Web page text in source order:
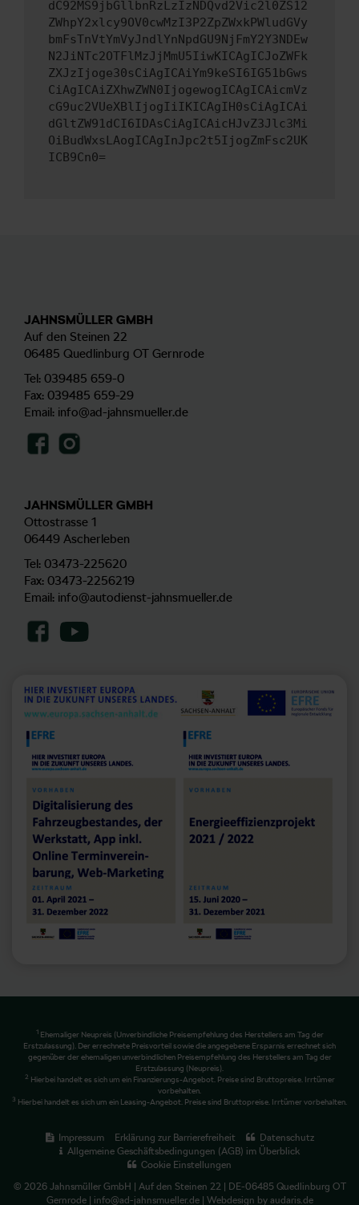
dC92MS9jbGllbnRzLzIzNDQvd2Vic2l0ZS12
ZWhpY2xlcy9OV0cwMzI3P2ZpZWxkPWludGVy
bmFsTnVtYmVyJndlYnNpdGU9NjFmY2Y3NDEw
N2JiNTc2OTFlMzJjMmU5IiwKICAgICJoZWFk
ZXJzIjoge30sCiAgICAiYm9keSI6IG51bGws
CiAgICAiZXhwZWN0IjogewogICAgICAicmVz
cG9uc2VUeXBlIjogIiIKICAgIH0sCiAgICAi
dGltZW91dCI6IDAsCiAgICAicHJvZ3Jlc3Mi
OiBudWxsLAogICAgInJpc2t5IjogZmFsc2UK
ICB9Cn0=
JAHNSMÜLLER GMBH
Auf den Steinen 22
06485 Quedlinburg OT Gernrode
Tel: 039485 659-0
Fax: 039485 659-29
Email: info@ad-jahnsmueller.de
JAHNSMÜLLER GMBH
Ottostrasse 1
06449 Ascherleben
Tel: 03473-225620
Fax: 03473-2256219
Email: info@autodienst-jahnsmueller.de
1 Ehemaliger Neupreis (Unverbindliche Preisempfehlung des Herstellers am Tag der
Erstzulassung). Der errechnete Preisvorteil sowie die angegebene Ersparnis errechnet sich
gegenüber der ehemaligen unverbindlichen Preisempfehlung des Herstellers am Tag der
Erstzulassung (Neupreis).
2 Hierbei handelt es sich um ein Finanzierungs-Angebot. Preise sind Bruttopreise. Irrtümer
vorbehalten.
3 Hierbei handelt es sich um ein Leasing-Angebot. Preise sind Bruttopreise. Irrtümer vorbehalten.
Impressum Erklärung zur Barrierefreiheit
Datenschutz
Allgemeine Geschäftsbedingungen (AGB) im Überblick
Cookie Einstellungen
© 2026 Jahnsmüller GmbH | Auf den Steinen 22 | DE-06485 Quedlinburg OT
Gernrode | info@ad-jahnsmueller.de | Webdesign by audaris.de